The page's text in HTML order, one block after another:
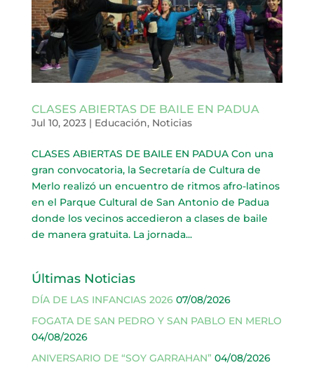
CLASES ABIERTAS DE BAILE EN PADUA
Jul 10, 2023| Educación, Noticias
CLASES ABIERTAS DE BAILE EN PADUA Con una
gran convocatoria, la Secretaría de Cultura de
Merlo realizó un encuentro de ritmos afro-latinos
en el Parque Cultural de San Antonio de Padua
donde los vecinos accedieron a clases de baile
de manera gratuita. La jornada...
Últimas Noticias
DÍA DE LAS INFANCIAS 2026 07/08/2026
FOGATA DE SAN PEDRO Y SAN PABLO EN MERLO
04/08/2026
ANIVERSARIO DE “SOY GARRAHAN” 04/08/2026